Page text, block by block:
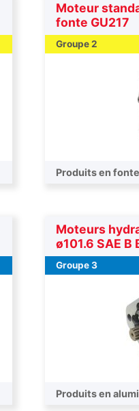
Moteur
fonte GU217
Groupe 2
Produits en fonte
Moteurs
ø101.6 SAE B
Groupe 3
Produits en